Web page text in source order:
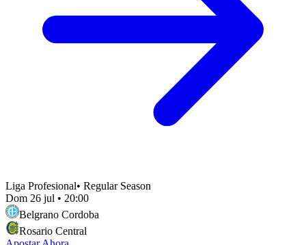
Liga Profesional• Regular Season
Dom 26 jul • 20:00
Belgrano Cordoba
Rosario Central